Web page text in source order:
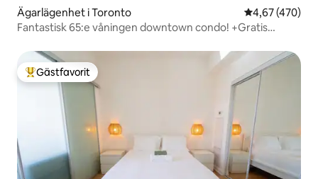
Ägarlägenhet i Toronto 4,67 av 5 i
4,67 (470)
Fantastisk 65:e våningen downtown condo! +Gratis
Populär gästfavorit
Gästfavorit